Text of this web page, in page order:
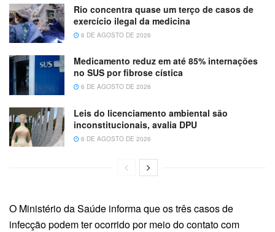
Rio concentra quase um terço de casos de
exercício ilegal da medicina
6 DE AGOSTO DE 2026
Medicamento reduz em até 85% internações
no SUS por fibrose cística
6 DE AGOSTO DE 2026
Leis do licenciamento ambiental são
inconstitucionais, avalia DPU
6 DE AGOSTO DE 2026
O Ministério da Saúde informa que os três casos de
infecção podem ter ocorrido por meio do contato com